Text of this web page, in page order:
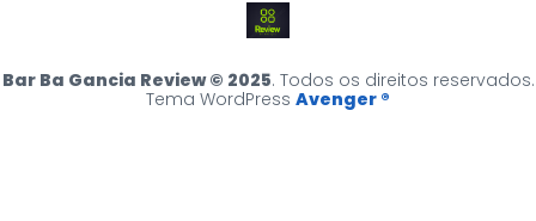
Bar Ba Gancia Review © 2025. Todos os direitos reservados.
Tema WordPress Avenger ®